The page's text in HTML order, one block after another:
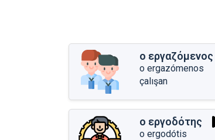
ο εργαζόμενος
o ergazómenos
çalışan
ο εργοδότης
o ergodótis